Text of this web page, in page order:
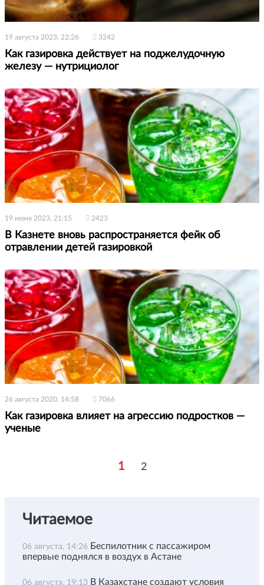
19 августа 2023, 22:26 3242
Как газировка действует на поджелудочную
железу — нутрициолог
19 июня 2023, 21:15 2423
В Казнете вновь распространяется фейк об
отравлении детей газировкой
26 августа 2020, 14:58 7066
Как газировка влияет на агрессию подростков —
ученые
1 2
Читаемое
06 августа, 14:26 Беспилотник с пассажиром
впервые поднялся в воздух в Астане
06 августа, 19:13 В Казахстане создают условия